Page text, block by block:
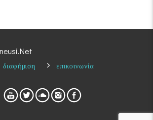
διαφήμιση επικοινωνία